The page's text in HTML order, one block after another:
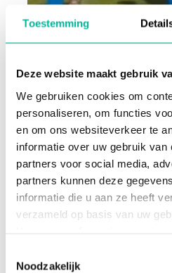
Toestemming
Deze website maakt gebruik
We gebruiken cookies om
personaliseren, om functies
en om ons websiteverkeer te
informatie over uw gebruik van
partners voor social media,
partners kunnen deze
informatie die u aan ze heeft
verzameld op basis van uw
Noodzakelijk
Gerichte
Door te weten wie actief is
komt, kun je gerichter
shows zien dat je om
stimuleer je hen om weer
Inzicht = betere
Aanwezigheidsregistratie
interesse in hebben. Ook